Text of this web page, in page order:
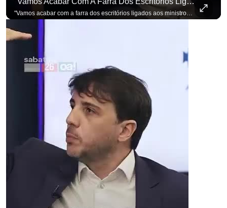
"Vamos acabar com a farra dos escritórios ligados aos ministros do STF". Essa foi a resposta de Renan Santos ao ser questionado sobre o Judiciário. Se você busca informação com credibilidade, inscreva-se agora e ative o